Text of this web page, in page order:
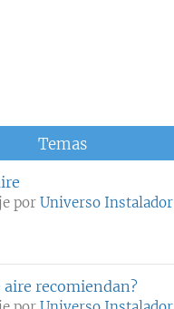
Temas
por Universo Instalador
aire recomiendan?